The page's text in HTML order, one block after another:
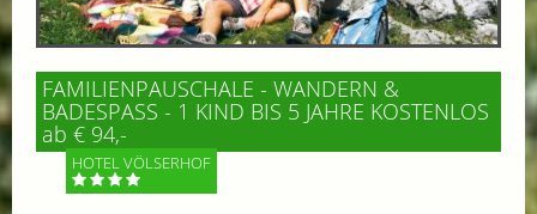
FAMILIENPAUSCHALE - WANDERN &
BADESPASS - 1 KIND BIS 5 JAHRE KOSTENLOS
ab € 94,-
HOTEL VÖLSERHOF